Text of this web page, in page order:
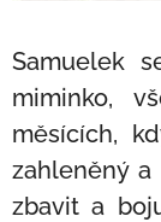
Samuelek
miminko,
měsících,
zahleněný
zbavit a